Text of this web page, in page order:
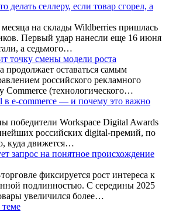
делать селлеру, если товар сгорел, а
на склады Wildberries пришлась
Первый удар нанесли еще 16 июня
а седьмого…
точку смены модели роста
продолжает оставаться самым
российского рекламного
Commerce (технологического…
в e-commerce — и почему это важно
победители Workspace Digital Awards
российских digital-премий, по
куда движется…
запрос на понятное происхождение
фиксируется рост интереса к
подлинностью. С середины 2025
увеличился более…